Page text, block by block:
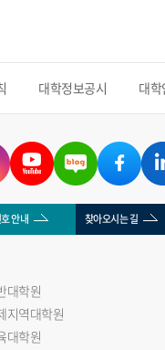
대학정보공시 대
안내 찾아오시는 길
대학원
지역대학원
대학원